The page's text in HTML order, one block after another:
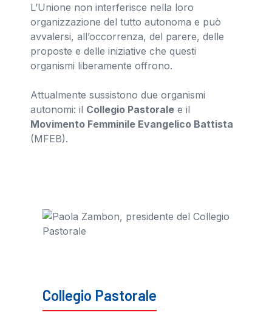
L’Unione non interferisce nella loro
organizzazione del tutto autonoma e può
avvalersi, all’occorrenza, del parere, delle
proposte e delle iniziative che questi
organismi liberamente offrono.
Attualmente sussistono due organismi
autonomi: il Collegio Pastorale e il
Movimento Femminile Evangelico Battista
(MFEB).
Collegio Pastorale